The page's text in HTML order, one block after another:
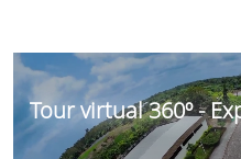
Tour virtual 360º -